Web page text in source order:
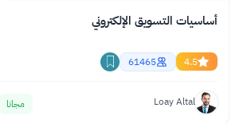
أساسيات التسويق الإلكتروني
4.5
61465
Loay Altal مجانا